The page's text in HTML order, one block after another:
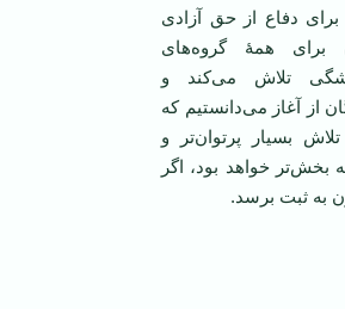
برای دفاع از حق آزادی
برای همۀ گروه‌های
تلاش می‌کند و
از آغاز می‌دانستیم که
تلاش بسیار پرتوان‌تر و
بخش‌تر خواهد بود، اگر
به ثبت برسد.